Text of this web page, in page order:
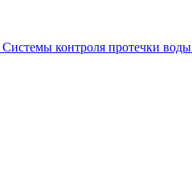
Системы контроля протечки воды